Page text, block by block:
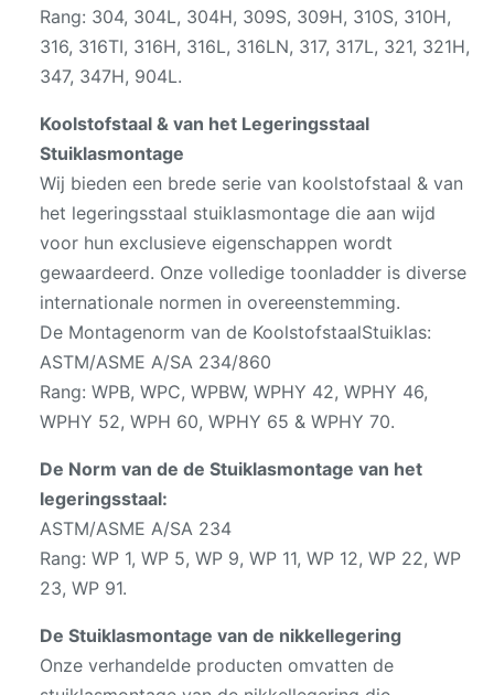
Rang: 304, 304L, 304H, 309S, 309H, 310S, 310H,
316, 316TI, 316H, 316L, 316LN, 317, 317L, 321, 321H,
347, 347H, 904L.
Koolstofstaal & van het Legeringsstaal
Stuiklasmontage
Wij bieden een brede serie van koolstofstaal & van
het legeringsstaal stuiklasmontage die aan wijd
voor hun exclusieve eigenschappen wordt
gewaardeerd. Onze volledige toonladder is diverse
internationale normen in overeenstemming.
De Montagenorm van de KoolstofstaalStuiklas:
ASTM/ASME A/SA 234/860
Rang: WPB, WPC, WPBW, WPHY 42, WPHY 46,
WPHY 52, WPH 60, WPHY 65 & WPHY 70.
De Norm van de de Stuiklasmontage van het
legeringsstaal:
ASTM/ASME A/SA 234
Rang: WP 1, WP 5, WP 9, WP 11, WP 12, WP 22, WP
23, WP 91.
De Stuiklasmontage van de nikkellegering
Onze verhandelde producten omvatten de